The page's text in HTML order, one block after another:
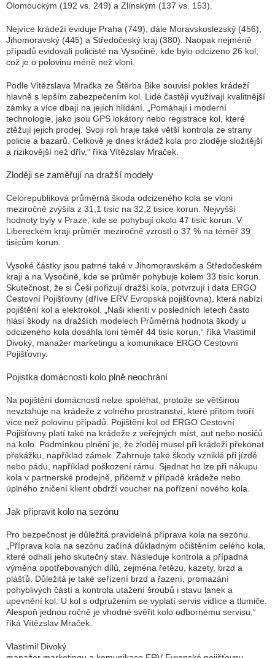
Olomouckým (192 vs. 249) a Zlínským (137 vs. 153).
Nejvíce krádeží eviduje Praha (749), dále Moravskoslezský (456),
Jihomoravský (445) a Středočeský kraj (380). Naopak nejméně
případů evidovali policisté na Vysočině, kde bylo odcizeno 26 kol,
což je o polovinu méně než vloni.
Podle Vítězslava Mračka ze Štěrba Bike souvisí pokles krádeží
hlavně s lepším zabezpečením kol. Lidé častěji využívají kvalitnější
zámky a více dbají na jejích hlídání. „Pomáhají i moderní
technologie, jako jsou GPS lokátory nebo registrace kol, které
ztěžují jejich prodej. Svoji roli hraje také větší kontrola ze strany
policie a bazarů. Celkově je dnes krádež kola pro zloděje složitější
a rizikovější než dřív,“ říká Vítězslav Mraček.
Zloději se zaměřují na dražší modely
Celorepubliková průměrná škoda odcizeného kola se vloni
meziročně zvýšila z 31,1 tisíc na 32,2 tisíce korun. Nejvyšší
hodnoty byly v Praze, kde se pohybují okolo 47 tisíc korun. V
Libereckém kraji průměr meziročně vzrostl o 37 % na téměř 39
tisícům korun.
Vysoké částky jsou patrné také v Jihomoravském a Středočeském
kraji a na Vysočině, kde se průměr pohybuje kolem 33 tisíc korun.
Skutečnost, že si Češi pořizují dražší kola, potvrzují i data ERGO
Cestovní Pojišťovny (dříve ERV Evropská pojišťovna), která nabízí
pojištění kol a elektrokol. „Naši klienti v posledních letech často
hlásí škody na dražších modelech Průměrná hodnota škody u
odcizeného kola dosáhla loni téměř 44 tisíc korun,“ říká Vlastimil
Divoký, manažer marketingu a komunikace ERGO Cestovní
Pojišťovny.
Pojistka domácnosti kolo plně neochrání
Na pojištění domácnosti nelze spoléhat, protože se většinou
nevztahuje na krádeže z volného prostranství, které přitom tvoří
více než polovinu případů. Pojištění kol od ERGO Cestovní
Pojišťovny platí také na krádeže z veřejných míst, aut nebo nosičů
na kolo. Podmínkou plnění je, že zloděj musel při krádeži překonat
překážku, například zámek. Zahrnuje také škody vzniklé při jízdě
nebo pádu, například poškození rámu. Sjednat ho lze při nákupu
kola v partnerské prodejně, přičemž v případě krádeže nebo
úplného zničení klient obdrží voucher na pořízení nového kola.
Jak připravit kolo na sezónu
Pro bezpečnost je důležitá pravidelná příprava kola na sezónu.
„Příprava kola na sezónu začíná důkladným očištěním celého kola,
které odhalí jeho skutečný stav. Následuje kontrola a případná
výměna opotřebovaných dílů, zejména řetězu, kazety, brzd a
plášťů. Důležitá je také seřízení brzd a řazení, promazání
pohyblivých částí a kontrola utažení šroubů i stavu lanek a
upevnění kol. U kol s odpružením se vyplatí servis vidlice a tlumiče.
Alespoň jednou ročně je vhodné svěřit kolo odbornému servisu,“
říká Vítězslav Mraček.
Vlastimil Divoký